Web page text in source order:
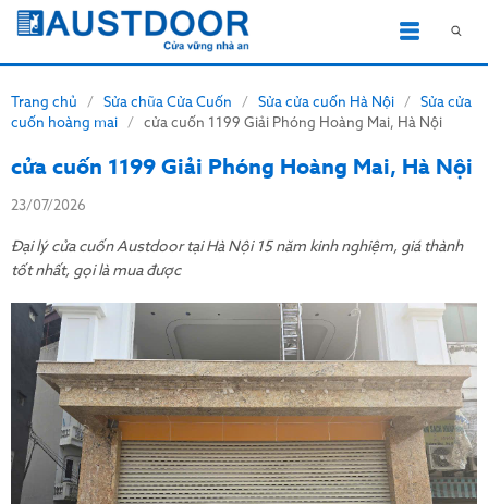
Trang chủ / Sửa chữa Cửa Cuốn / Sửa cửa cuốn Hà Nội /
Sửa cửa
cuốn hoàng mai
/ cửa cuốn 1199 Giải Phóng Hoàng Mai, Hà Nội
cửa cuốn 1199 Giải Phóng Hoàng Mai, Hà Nội
23/07/2026
Đại lý cửa cuốn Austdoor tại Hà Nội 15 năm kinh nghiệm, giá thành
tốt nhất, gọi là mua được